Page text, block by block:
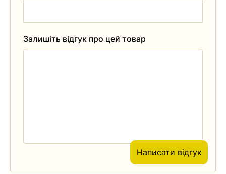
Залишіть відгук про цей товар
Написати відгук